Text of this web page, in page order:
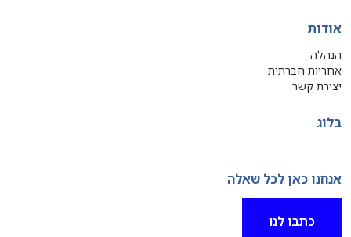
אודות
הנהלה
אחריות חברתית
יצירת קשר
בלוג
אנחנו כאן לכל שאלה
כתבו לנו